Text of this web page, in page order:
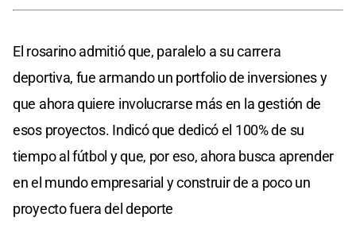
El rosarino admitió que, paralelo a su carrera
deportiva, fue armando un portfolio de inversiones y
que ahora quiere involucrarse más en la gestión de
esos proyectos. Indicó que dedicó el 100% de su
tiempo al fútbol y que, por eso, ahora busca aprender
en el mundo empresarial y construir de a poco un
proyecto fuera del deporte